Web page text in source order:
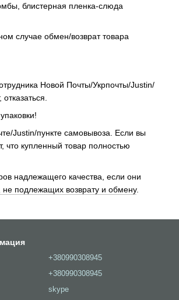
блистерная пленка-слюда
случае обмен/возврат товара
Новой Почты/Укрпочты/Justin/
Justin/пункте самовывоза. Если вы
что купленный товар полностью
надлежащего качества, если они
не подлежащих возврату и обмену.
+380990308945
+380990308945
skype